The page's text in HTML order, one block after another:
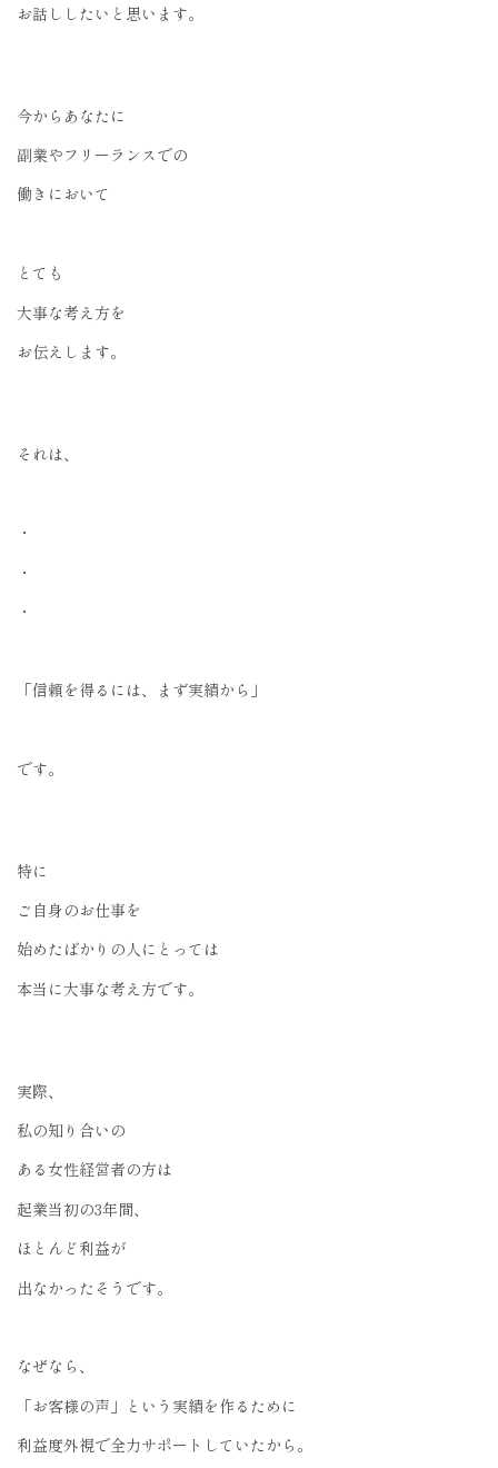
お話ししたいと思います。
今からあなたに
副業やフリーランスでの
働きにおいて
とても
大事な考え方を
お伝えします。
それは、
・
・
・
「信頼を得るには、まず実績から」
です。
特に
ご自身のお仕事を
始めたばかりの人にとっては
本当に大事な考え方です。
実際、
私の知り合いの
ある女性経営者の方は
起業当初の3年間、
ほとんど利益が
出なかったそうです。
なぜなら、
「お客様の声」という実績を作るために
利益度外視で全力サポートしていたから。